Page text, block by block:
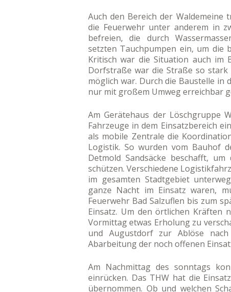
Auch den Bereich der
die Feuerwehr unter anderem in
befreien, die durch
setzten Tauchpumpen ein, um die
Kritisch war die Situation auch im
Dorfstraße war die Straße so
möglich war. Durch die Baustelle in
nur mit großem Umweg erreichbar
Am Gerätehaus der Löschgruppe
Fahrzeuge in dem Einsatzbereich
als mobile Zentrale die
Logistik. So wurden vom Bauhof
Detmold Sandsäcke beschafft,
schützen. Verschiedene
im gesamten Stadtgebiet
ganze Nacht im Einsatz waren,
Feuerwehr Bad Salzuflen bis zum
Einsatz. Um den örtlichen Kräften
Vormittag etwas Erholung zu
und Augustdorf zur Ablöse
Abarbeitung der noch offenen
Am Nachmittag des sonntags
einrücken. Das THW hat die
übernommen. Ob und welchen